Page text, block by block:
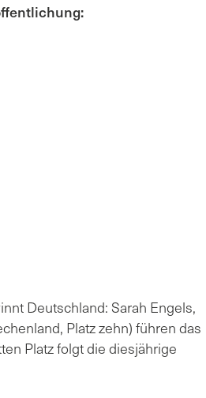
Deutschland: Sarah Engels,
Platz zehn) führen das
Platz folgt die diesjährige